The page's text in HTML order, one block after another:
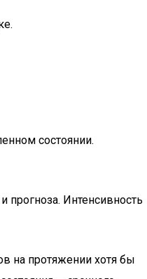
состоянии.
прогноза. Интенсивность
на протяжении хотя бы